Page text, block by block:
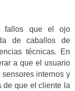
fallos que el ojo
de caballos de
técnicas. En
a que el usuario
internos y
de que el cliente la